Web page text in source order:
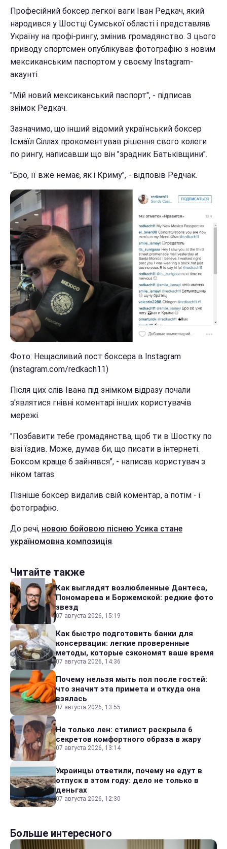
Професійний боксер легкої ваги Іван Редкач, який
народився у Шостці Сумської області і представляв
Україну на профі-рингу, змінив громадянство. З цього
приводу спортсмен опублікував фотографію з новим
мексиканським паспортом у своєму Instagram-
акаунті.
"Мій новий мексиканський паспорт", - підписав
знімок Редкач.
Зазначимо, що інший відомий український боксер
Ісмаїл Сіллах прокоментував рішення свого колеги
по рингу, написавши що він "зрадник Батьківщини".
"Бро, її вже немає, як і Криму", - відповів Редчак.
Фото: Нещасливий пост боксера в Instagram
(instagram.com/redkach11)
Після цих слів Івана під знімком відразу почали
з'являтися гнівні коментарі інших користувачів
мережі.
"Позбавити тебе громадянства, щоб ти в Шостку по
візі їздив. Може, думав би, що писати в інтернеті.
Боксом краще б зайнявся", - написав користувач з
ніком tarras.
Пізніше боксер видалив свій коментар, а потім - і
фотографію.
До речі, новою бойовою піснею Усика стане
україномовна композиція.
Читайте также
Как выглядят возлюбленные Дантеса,
Пономарева и Боржемской: редкие фото
звезд
07 августа 2026, 15:19
Как быстро подготовить банки для
консервации: легкие проверенные
методы, которые сэкономят ваше время
07 августа 2026, 14:36
Почему нельзя мыть пол после гостей:
что значит эта примета и откуда она
взялась
07 августа 2026, 13:55
Не только лен: стилист раскрыла 6
секретов комфортного образа в жару
07 августа 2026, 13:14
Украинцы ответили, почему не едут в
отпуск в этом году: дело не только в
деньгах
07 августа 2026, 12:30
Больше интересного